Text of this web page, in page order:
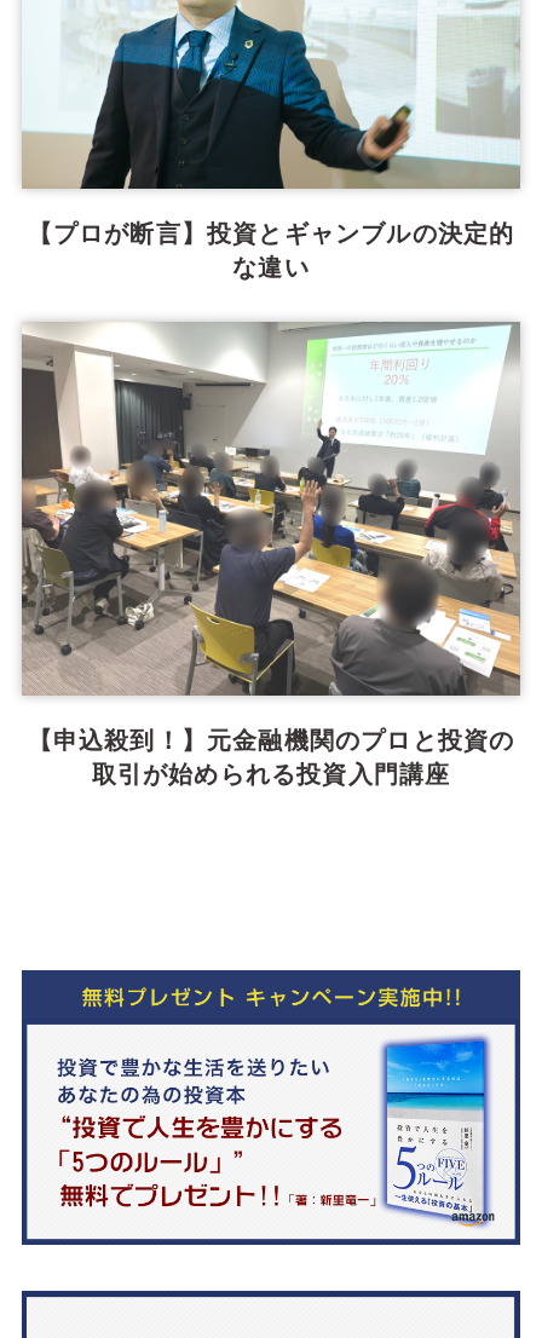
【プロが断言】投資とギャンブルの決定的
な違い
【申込殺到！】元金融機関のプロと投資の
取引が始められる投資入門講座